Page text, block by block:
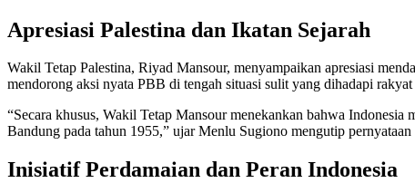
Apresiasi Palestina dan Ikatan Sejarah
Wakil Tetap Palestina, Riyad Mansour, menyampaikan apresiasi
mendorong aksi nyata PBB di tengah situasi sulit yang dihadapi rakyat
“Secara khusus, Wakil Tetap Mansour menekankan bahwa
Bandung pada tahun 1955,” ujar Menlu Sugiono mengutip pernyataan
Inisiatif Perdamaian dan Peran Indonesia